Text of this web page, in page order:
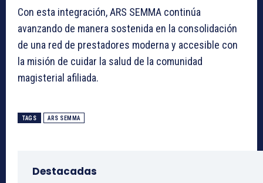
Con esta integración, ARS SEMMA continúa
avanzando de manera sostenida en la consolidación
de una red de prestadores moderna y accesible con
la misión de cuidar la salud de la comunidad
magisterial afiliada.
TAGS ARS SEMMA
Destacadas